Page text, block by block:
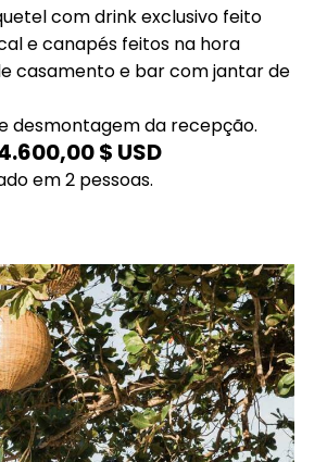
com drink exclusivo feito
e canapés feitos na hora
casamento e bar com jantar de
desmontagem da recepção.
$ USD
em 2 pessoas.